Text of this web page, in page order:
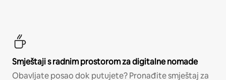
Smještaji s radnim prostorom za digitalne nomade
Obavljate posao dok putujete? Pronađite smještaj za